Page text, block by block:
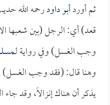
ثم أوردأبو داودرحمه الله
قعد) أي: الرجل (بين شعبها
وجب الغسل) وفي رواية لـ
وهنا قال: (فقد وجب
يذكر أن هناك إنزالاً، وقد